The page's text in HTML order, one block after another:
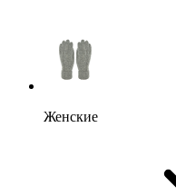
Женские